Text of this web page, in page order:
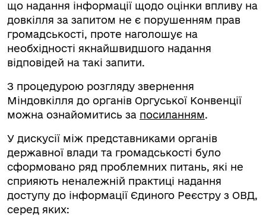
що надання інформації щодо оцінки впливу на
довкілля за запитом не є порушенням прав
громадськості, проте наголошує на
необхідності якнайшвидшого надання
відповідей на такі запити.
З процедурою розгляду звернення
Міндовкілля до органів Оргуської Конвенції
можна ознайомитись за посиланням.
У дискусії між представниками органів
державної влади та громадськості було
сформовано ряд проблемних питань, які не
сприяють неналежній практиці надання
доступу до інформації Єдиного Реєстру з ОВД,
серед яких: